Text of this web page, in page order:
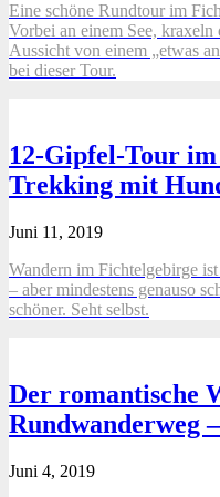
Eine schöne Rundtour im
Vorbei an einem See,
Aussicht von einem „etwas
bei dieser Tour.
12-Gipfel-Tour
Trekking mit
Juni 11, 2019
Wandern im Fichtelgebirge
– aber mindestens genauso
schöner. Seht selbst.
Der romantische
Rundwanderweg
Juni 4, 2019